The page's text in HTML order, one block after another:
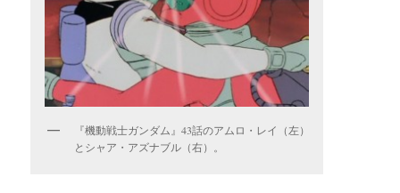
『機動戦士ガンダム』43話のアムロ・レイ（左）
とシャア・アズナブル（右）。